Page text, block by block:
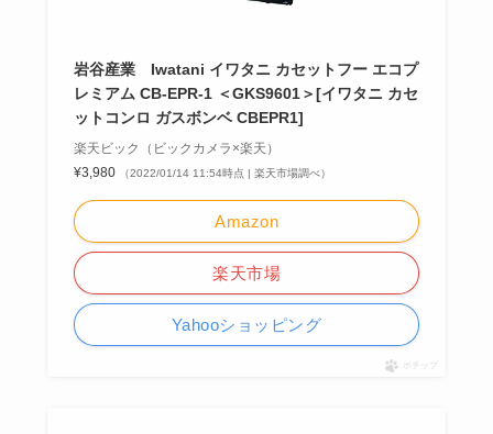
岩谷産業 Iwatani イワタニ カセットフー エコプ
レミアム CB-EPR-1 ＜GKS9601＞[イワタニ カセ
ットコンロ ガスボンベ CBEPR1]
楽天ビック（ビックカメラ×楽天）
¥3,980
（2022/01/14 11:54時点 | 楽天市場調べ）
Amazon
楽天市場
Yahooショッピング
ポチップ